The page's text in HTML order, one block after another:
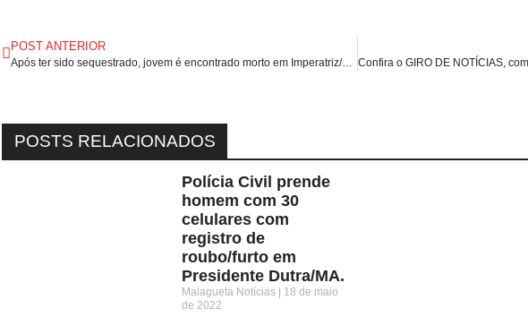
POST ANTERIOR
Após ter sido sequestrado, jovem é encontrado morto em Imperatriz/MA.
POSTS RELACIONADOS
Polícia Civil prende
homem com 30
celulares com
registro de
roubo/furto em
Presidente Dutra/MA.
Malagueta Notícias
18 de maio
de 2022